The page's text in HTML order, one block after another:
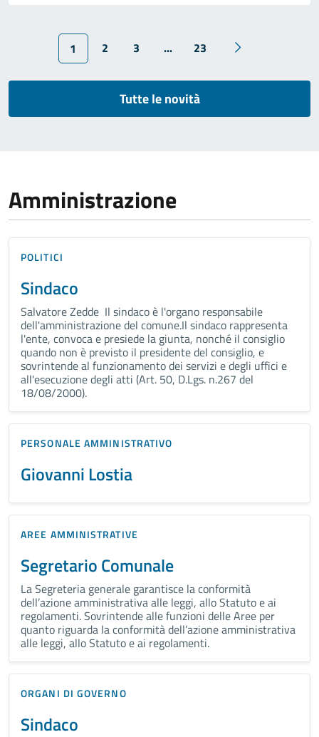
1 2 3 ... 23
Tutte le novità
Amministrazione
POLITICI
Sindaco
Salvatore Zedde Il sindaco è l'organo responsabile
dell'amministrazione del comune.Il sindaco rappresenta
l'ente, convoca e presiede la giunta, nonché il consiglio
quando non è previsto il presidente del consiglio, e
sovrintende al funzionamento dei servizi e degli uffici e
all'esecuzione degli atti (Art. 50, D.Lgs. n.267 del
18/08/2000).
PERSONALE AMMINISTRATIVO
Giovanni Lostia
AREE AMMINISTRATIVE
Segretario Comunale
La Segreteria generale garantisce la conformità
dell’azione amministrativa alle leggi, allo Statuto e ai
regolamenti. Sovrintende alle funzioni delle Aree per
quanto riguarda la conformità dell’azione amministrativa
alle leggi, allo Statuto e ai regolamenti.
ORGANI DI GOVERNO
Sindaco